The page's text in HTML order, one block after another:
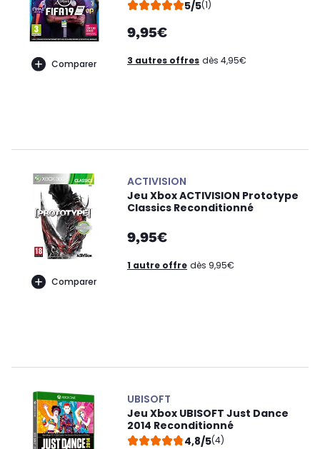
Comparer
5/5(1)
9,95€
3 autres offres dès 4,95€
Comparer
ACTIVISION
Jeu Xbox ACTIVISION Prototype
Classics Reconditionné
9,95€
1 autre offre dès 9,95€
UBISOFT
Jeu Xbox UBISOFT Just Dance
2014 Reconditionné
4,8/5(4)